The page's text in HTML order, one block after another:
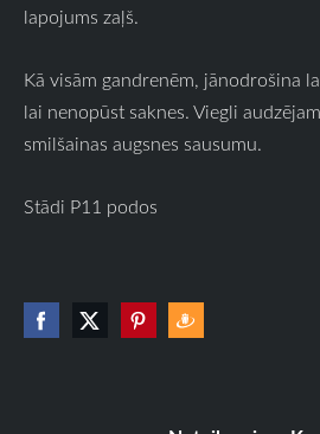
lapojums zaļš.
Kā visām gandrenēm, jānodrošina
lai nenopūst saknes. Viegli
smilšainas augsnes sausumu.
Stādi P11 podos